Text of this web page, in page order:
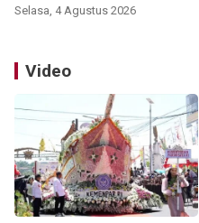
Selasa, 4 Agustus 2026
Video